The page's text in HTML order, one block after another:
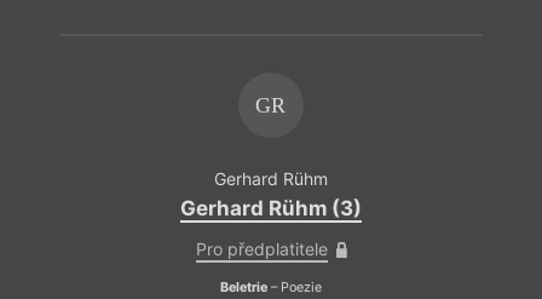
GR
Gerhard Rühm
Gerhard Rühm (3)
Pro předplatitele
Beletrie– Poezie